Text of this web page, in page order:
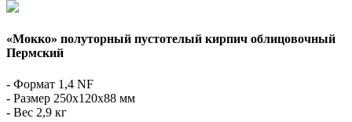
«Мокко» полуторный пустотелый кирпич облицовочный
Пермский
- Формат 1,4 NF
- Размер 250х120х88 мм
- Вес 2,9 кг